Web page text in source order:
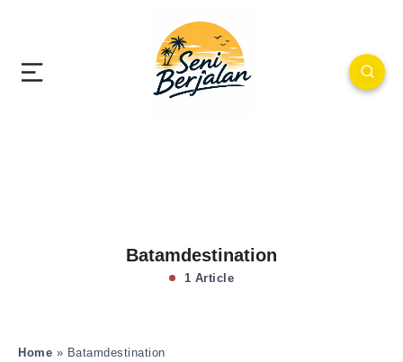
Batamdestination
1 Article
Home » Batamdestination